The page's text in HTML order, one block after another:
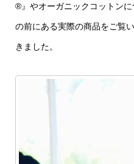
®︎』やオーガニックコットン
の前にある実際の商品をご覧
きました。